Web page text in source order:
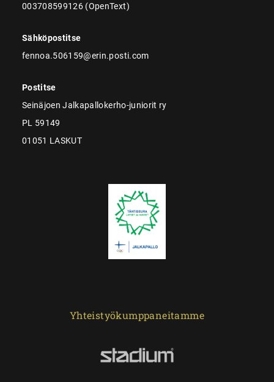
003708599126 (OpenText)
Sähköpostitse
fennoa.506159@erin.posti.com
Postitse
Seinäjoen Jalkapallokerho-juniorit ry
PL 59149
01051 LASKUT
Yhteistyökumppaneitamme